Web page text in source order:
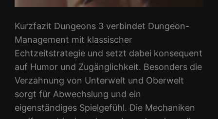
Kurzfazit Dungeons 3 verbindet Dungeon-
Management mit klassischer
Echtzeitstrategie und setzt dabei konsequent
auf Humor und Zugänglichkeit. Besonders die
Verzahnung von Unterwelt und Oberwelt
sorgt für Abwechslung und ein
eigenständiges Spielgefühl. Die Mechaniken